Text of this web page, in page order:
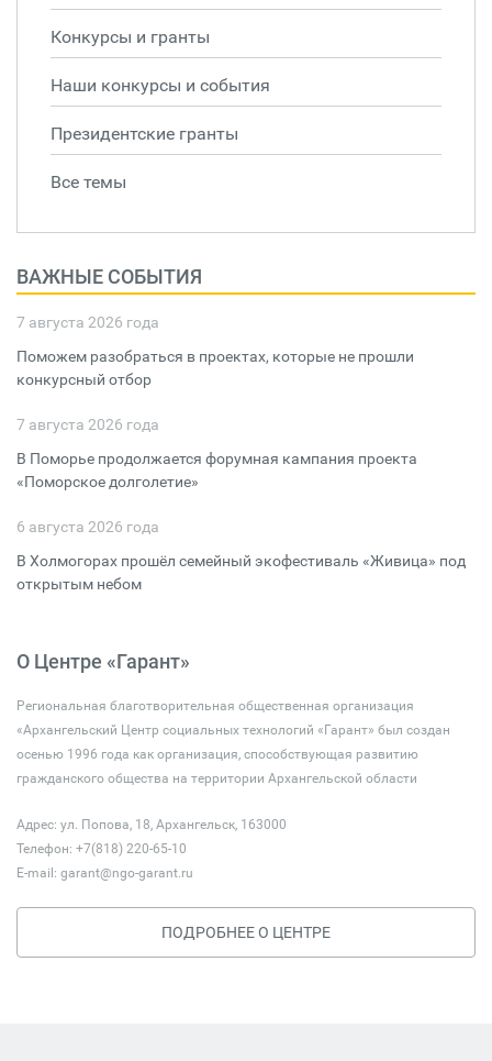
Конкурсы и гранты
Наши конкурсы и события
Президентские гранты
Все темы
ВАЖНЫЕ СОБЫТИЯ
7 августа 2026 года
Поможем разобраться в проектах, которые не прошли
конкурсный отбор
7 августа 2026 года
В Поморье продолжается форумная кампания проекта
«Поморское долголетие»
6 августа 2026 года
В Холмогорах прошёл семейный экофестиваль «Живица» под
открытым небом
О Центре «Гарант»
Региональная благотворительная общественная организация
«Архангельский Центр социальных технологий «Гарант» был создан
осенью 1996 года как организация, способствующая развитию
гражданского общества на территории Архангельской области
Адрес: ул. Попова, 18, Архангельск, 163000
Телефон: +7(818) 220-65-10
E-mail: garant@ngo-garant.ru
ПОДРОБНЕЕ О ЦЕНТРЕ